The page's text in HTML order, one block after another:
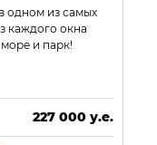
одном из самых
каждого окна
и парк!
227 000 у.е.
9 761 000 ₴